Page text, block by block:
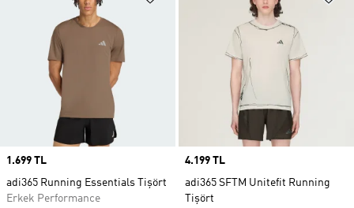
Price
1.699 TL
adi365 Running Essentials Tişört
Erkek Performance
Price
4.199 TL
adi365 SFTM Unitefit Running
Tişört